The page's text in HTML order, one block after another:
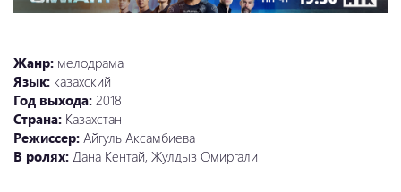
Жанр: мелодрама
Язык: казахский
Год выхода: 2018
Страна: Казахстан
Режиссер: Айгуль Аксамбиева
В ролях: Дана Кентай, Жулдыз Омиргали